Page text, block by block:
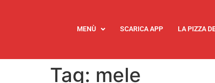
MENÙ SCARICA APP LA PIZZA
Tag: mele